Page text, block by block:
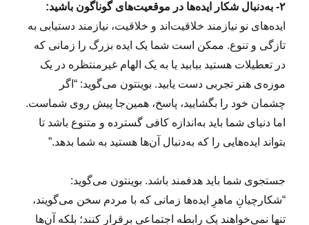
۲- به‌دنبال شکار ایده‌ها در موقعیت‌های گوناگون باشید:
ایده‌های نو نیازمند خلاقیت‌اند و خلاقیت، نیازمند دستیابی به
تازگی و تنوع. ممکن است شما یک ایده بزرگ را زمانی که
در تعطیلات هستید ببابید یا به یک الهام غیرمنتظره در یک
موزه‌ی هنر تجربی دست یابید. بوینتون می‌گوید: “اگر
چشمان خود را بگشایید، پاسخ، همین‌جا پیش روی شماست.
اما دنیای شما باید به‌اندازه‌ کافی گسترده و متنوع باشد تا
بتواند ایده‌هایی را که به‌دنبال آن‌ها هستید به شما بدهد.”
جستجوی شما باید هدفمند باشد. بوینتون می‌گوید:
“شکارچیانِ ماهرِ ایده‌ها زمانی که با مردم سخن می‌گویند،
تنها نمی‌خواهند یک رابطه اجتماعی برقرار کنند؛ بلکه آن‌ها